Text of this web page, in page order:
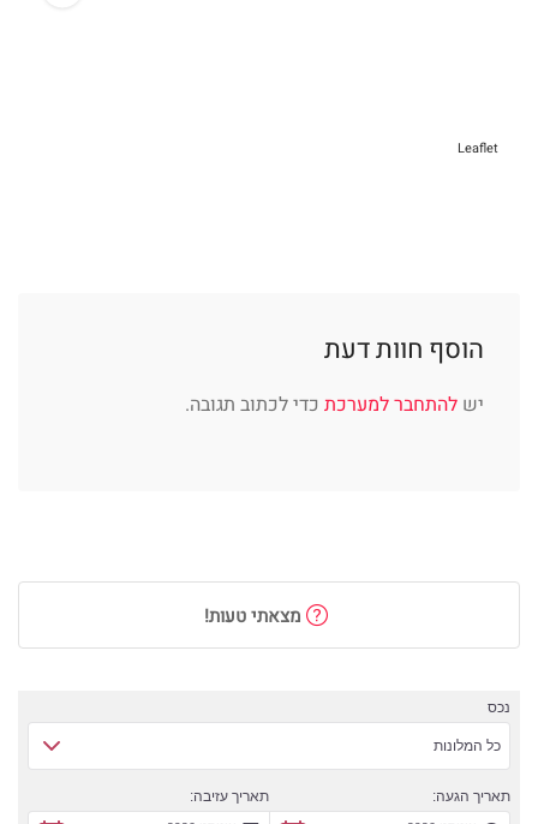
Leaflet
הוסף חוות דעת
יש להתחבר למערכת כדי לכתוב תגובה.
מצאתי טעות!
נכס
כל המלונות
תאריך הגעה: תאריך עזיבה: